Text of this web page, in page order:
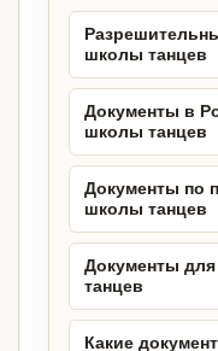
школы танцев
Документы в
школы танцев
Документы по
школы танцев
Документы
танцев
Какие